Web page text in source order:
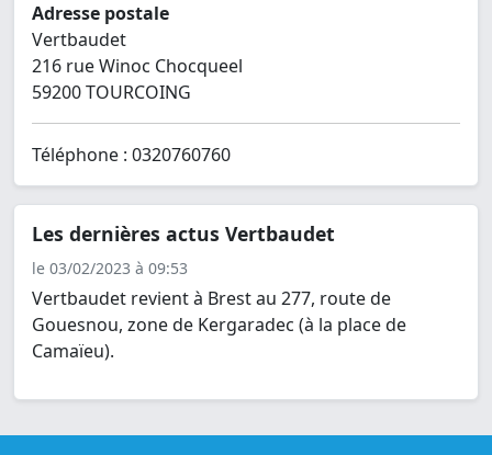
Adresse postale
Vertbaudet
216 rue Winoc Chocqueel
59200 TOURCOING
Téléphone : 0320760760
Les dernières actus Vertbaudet
le 03/02/2023 à 09:53
Vertbaudet revient à Brest au 277, route de
Gouesnou, zone de Kergaradec (à la place de
Camaïeu).